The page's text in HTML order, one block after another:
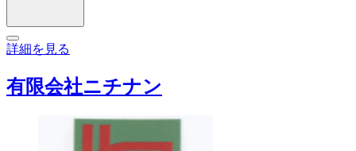
詳細を見る
有限会社ニチナン